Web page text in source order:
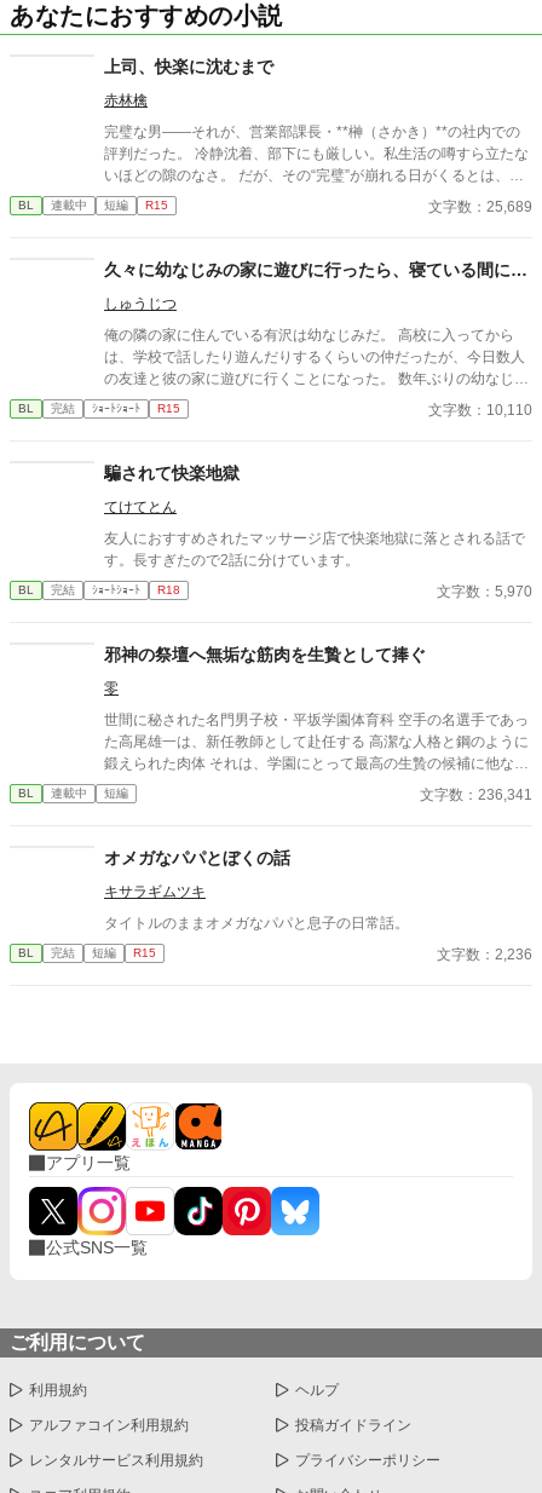
あなたにおすすめの小説
上司、快楽に沈むまで
赤林檎
完璧な男――それが、営業部課長・**榊（さかき）**の社内での
評判だった。 冷静沈着、部下にも厳しい。私生活の噂すら立たな
いほどの隙のなさ。 だが、その“完璧”が崩れる日がくるとは、誰
も想像していなかった。 入社三年目の篠原は、榊の直属の部下。
真面目だが強気で、どこか挑発的な笑みを浮かべる青年。 ある
原は上司に向かって、いつもの穏やかな口調を崩した。「……そ
んな顔、部下には見せないんですね」 疲労で僅かに緩んだ榊の表
情。 その弱さを見逃さず、篠原はデスク越しに距離を詰める。
「強がらなくていいですよ。俺の前では、もう」 指先が榊のネク
タイを掴む。 引き寄せられた瞬間、榊の理性は音を立てて崩れ
た。 拒むことも、許すこともできないまま、 彼は“部下”の手によ
びに、自分の知らなかった感情と快楽を知る。それは、上司とし
ずっと榊だけを見つめ続けてきた、静かな執着がある。 「俺、前
から思ってたんです。 あなたが誰かに“支配される”ところ、き
ることで初めて“生きている”と感じてしまう――。 上司と部下、
立場も理性も、すべてが絡み合うオフィスの夜。 秘密の扉を開け
た榊は、もう戻れない。 快楽に溺れるその瞬間まで、彼を待つの
BL 連載中 短編 R15 文字数：25,689
久々に幼なじみの家に遊びに行ったら、寝ている間に…
しゅうじつ
俺の隣の家に住んでいる有沢は幼なじみだ。 高校に入ってから
は、学校で話したり遊んだりするくらいの仲だったが、今日数人
の友達と彼の家に遊びに行くことになった。 数年ぶりの幼なじみ
の家を懐かしんでいる中、いつの間にか友人たちは帰っており、
幼なじみと2人きりに。 そこで俺は彼の部屋であるものを見つけ
BL 完結 ｼｮｰﾄｼｮｰﾄ R15 文字数：10,110
騙されて快楽地獄
てけてとん
友人におすすめされたマッサージ店で快楽地獄に落とされる話で
す。長すぎたので2話に分けています。
BL 完結 ｼｮｰﾄｼｮｰﾄ R18 文字数：5,970
邪神の祭壇へ無垢な筋肉を生贄として捧ぐ
零
世間に秘された名門男子校・平坂学園体育科 空手の名選手であっ
た高尾雄一は、新任教師として赴任する 高潔な人格と鋼のように
鍛えられた肉体 それは、学園にとって最高の生贄の候補に他なら
なかった 至高の筋肉を持つ、精神を削られ意志をなくした青年を
太古の神に捧げるため、“水”、“風”、“土”の信奉者達が暗躍する 意
校で繰り広げられるダークファンタジー
BL 連載中 短編 文字数：236,341
オメガなパパとぼくの話
キサラギムツキ
タイトルのままオメガなパパと息子の日常話。
BL 完結 短編 R15 文字数：2,236
アプリ一覧
公式SNS一覧
ご利用について
利用規約 ヘルプ
アルファコイン利用規約 投稿ガイドライン
レンタルサービス利用規約 プライバシーポリシー